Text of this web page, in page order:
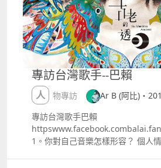
專訪台灣歌手--巴賴
人物專訪
Ar B (阿比)・
專訪台灣歌手巴賴
1。你對自己音樂怎樣形容？ 個人